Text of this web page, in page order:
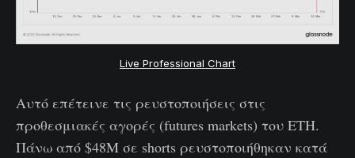
Live Professional Chart
Αυτό επέτεινε τις ρευστοποιήσεις στις
προθεσμιακές αγορές (futures markets) του ETH.
Πάνω από $48M σε shorts ρευστοποιήθηκαν κατά